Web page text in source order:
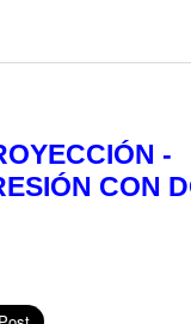
-
CON